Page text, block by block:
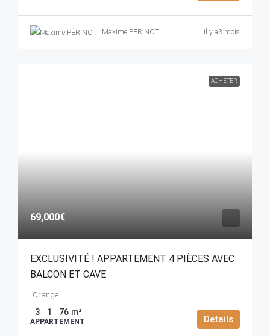
Maxime PÉRINOT il y a3 mois
ACHETER
69,000€
EXCLUSIVITÉ ! APPARTEMENT 4 PIÈCES AVEC
BALCON ET CAVE
Orange
3 1 76 m²
APPARTEMENT Details